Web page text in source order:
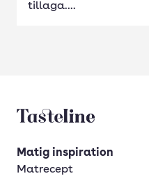
tillaga....
Tasteline startsida
Matig inspiration
Matrecept